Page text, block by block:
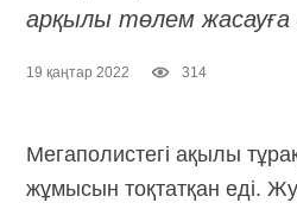
арқылы төлем жасауға
19 қаңтар 2022 314
Мегаполистегі ақылы
жұмысын тоқтатқан еді.